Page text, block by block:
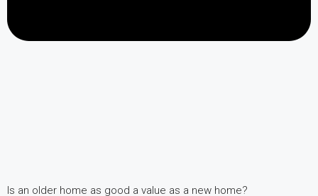
Is an older home as good a value as a new home?